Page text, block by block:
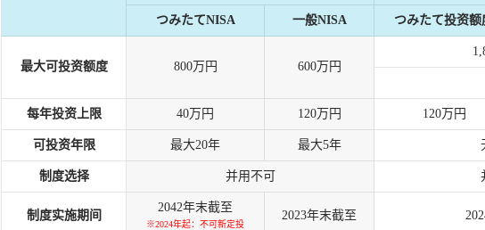
つみたてNISA 一般NISA つみたて投资额
最大可投资额度 800万円 600万円
每年投资上限 40万円 120万円 120万円
可投资年限 最大20年 最大5年
制度选择 并用不可
制度实施期间
2042年末截至
※2024年起：不可新定投
2023年末截至